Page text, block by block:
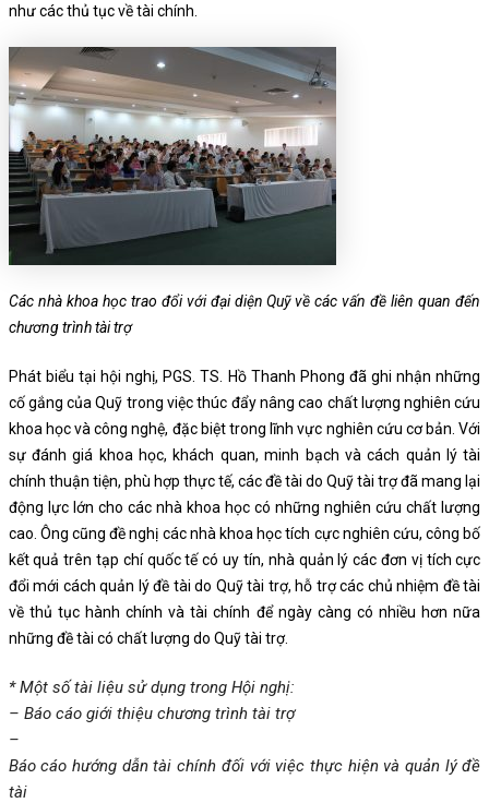
như các thủ tục về tài chính.
Các nhà khoa học trao đổi với đại diện Quỹ về các vấn đề liên quan đến
chương trình tài trợ
Phát biểu tại hội nghị, PGS. TS. Hồ Thanh Phong đã ghi nhận những
cố gắng của Quỹ trong việc thúc đẩy nâng cao chất lượng nghiên cứu
khoa học và công nghệ, đặc biệt trong lĩnh vực nghiên cứu cơ bản. Với
sự đánh giá khoa học, khách quan, minh bạch và cách quản lý tài
chính thuận tiện, phù hợp thực tế, các đề tài do Quỹ tài trợ đã mang lại
động lực lớn cho các nhà khoa học có những nghiên cứu chất lượng
cao. Ông cũng đề nghị các nhà khoa học tích cực nghiên cứu, công bố
kết quả trên tạp chí quốc tế có uy tín, nhà quản lý các đơn vị tích cực
đổi mới cách quản lý đề tài do Quỹ tài trợ, hỗ trợ các chủ nhiệm đề tài
về thủ tục hành chính và tài chính để ngày càng có nhiều hơn nữa
những đề tài có chất lượng do Quỹ tài trợ.
* Một số tài liệu sử dụng trong Hội nghị:
– Báo cáo giới thiệu chương trình tài trợ
–
Báo cáo hướng dẫn tài chính đối với việc thực hiện và quản lý đề
tài